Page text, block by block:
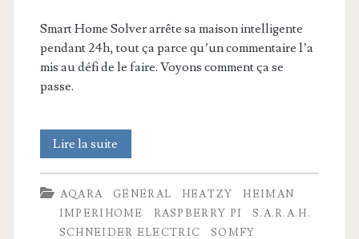
Smart Home Solver arrête sa maison intelligente
pendant 24h, tout ça parce qu’un commentaire l’a
mis au défi de le faire. Voyons comment ça se
passe.
Lire la suite
ma
Smart
Home
AQARA GÉNÉRAL HEATZY
HEIMAN
IMPERIHOME
RASPBERRY PI
S.A.R.A.H.
SCHNEIDER ELECTRIC
SOMFY